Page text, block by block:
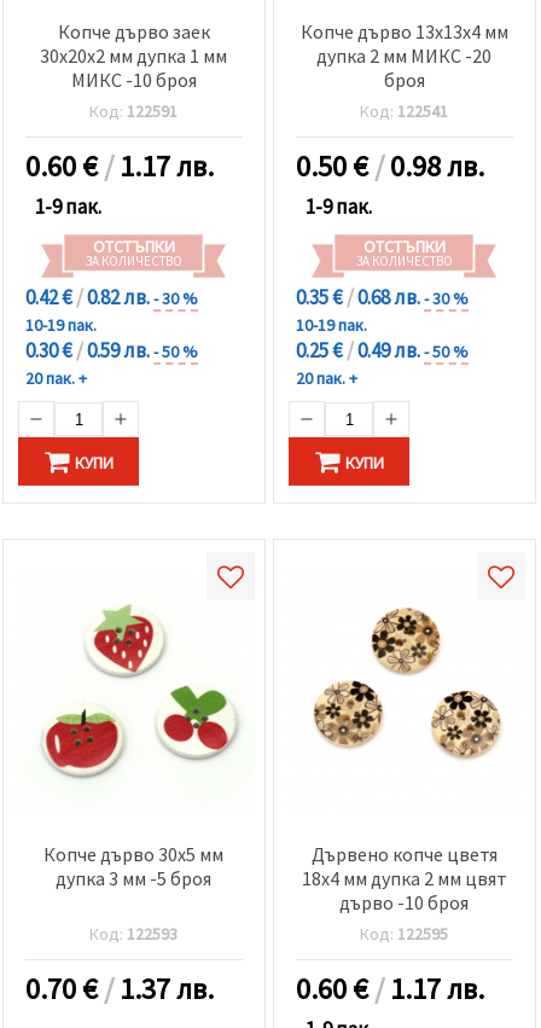
Копче дърво заек
30x20x2 мм дупка 1 мм
МИКС -10 броя
Код: 122591
0.60€/1.17 лв.
1-9 пак.
ОТСТЪПКИ
ЗА КОЛИЧЕСТВО
0.42 €/0.82 лв.- 30 %
10-19 пак.
0.30 €/0.59 лв.- 50 %
20 пак. +
КУПИ
Копче дърво 13x13x4 мм
дупка 2 мм МИКС -20
броя
Код: 122541
0.50€/0.98 лв.
1-9 пак.
ОТСТЪПКИ
ЗА КОЛИЧЕСТВО
0.35 €/0.68 лв.- 30 %
10-19 пак.
0.25 €/0.49 лв.- 50 %
20 пак. +
КУПИ
Копче дърво 30x5 мм
дупка 3 мм -5 броя
Код: 122593
0.70€/1.37 лв.
Дървено копче цветя
18x4 мм дупка 2 мм цвят
дърво -10 броя
Код: 122595
0.60€/1.17 лв.